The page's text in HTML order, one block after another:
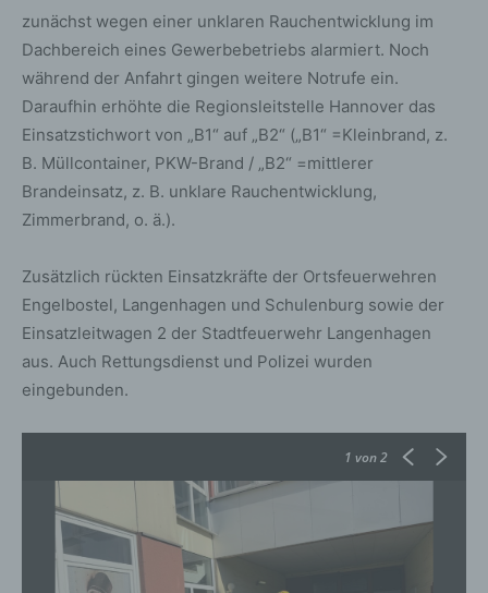
zunächst wegen einer unklaren Rauchentwicklung im
Dachbereich eines Gewerbebetriebs alarmiert. Noch
während der Anfahrt gingen weitere Notrufe ein.
Daraufhin erhöhte die Regionsleitstelle Hannover das
Einsatzstichwort von „B1“ auf „B2“ („B1“ =Kleinbrand, z.
B. Müllcontainer, PKW-Brand / „B2“ =mittlerer
Brandeinsatz, z. B. unklare Rauchentwicklung,
Zimmerbrand, o. ä.).
Zusätzlich rückten Einsatzkräfte der Ortsfeuerwehren
Engelbostel, Langenhagen und Schulenburg sowie der
Einsatzleitwagen 2 der Stadtfeuerwehr Langenhagen
aus. Auch Rettungsdienst und Polizei wurden
eingebunden.
1 von 2